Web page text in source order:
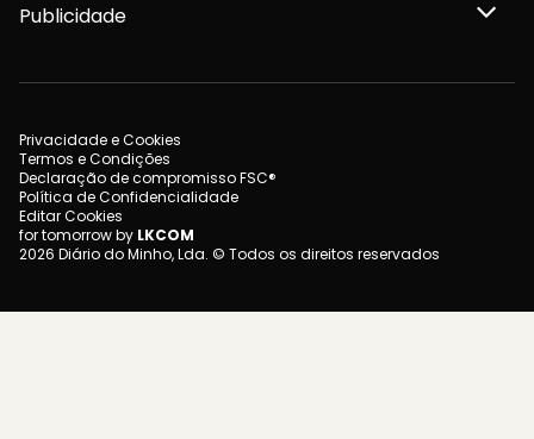
Publicidade
Privacidade e Cookies
Termos e Condições
Declaração de compromisso FSC®
Política de Confidencialidade
Editar Cookies
for tomorrow by LKCOM
2026 Diário do Minho, Lda. © Todos os direitos reservados